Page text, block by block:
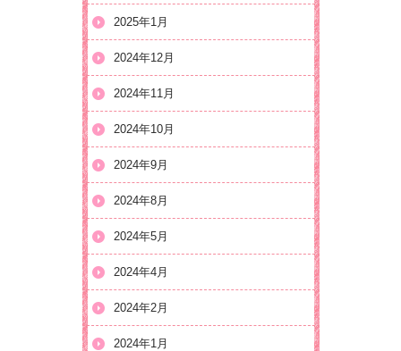
2025年1月
2024年12月
2024年11月
2024年10月
2024年9月
2024年8月
2024年5月
2024年4月
2024年2月
2024年1月